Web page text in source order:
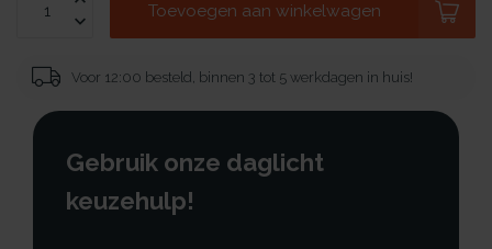
Toevoegen aan winkelwagen
Voor 12:00 besteld, binnen 3 tot 5 werkdagen in huis!
Gebruik onze daglicht
keuzehulp!